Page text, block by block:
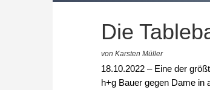
Die
von Karsten Müller
18.10.2022 – Eine der
h+g Bauer gegen Dame in